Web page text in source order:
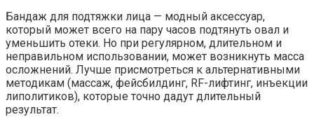
Бандаж для подтяжки лица — модный аксессуар,
который может всего на пару часов подтянуть овал и
уменьшить отеки. Но при регулярном, длительном и
неправильном использовании, может возникнуть масса
осложнений. Лучше присмотреться к альтернативными
методикам (массаж, фейсбилдинг, RF-лифтинг, инъекции
липолитиков), которые точно дадут длительный
результат.